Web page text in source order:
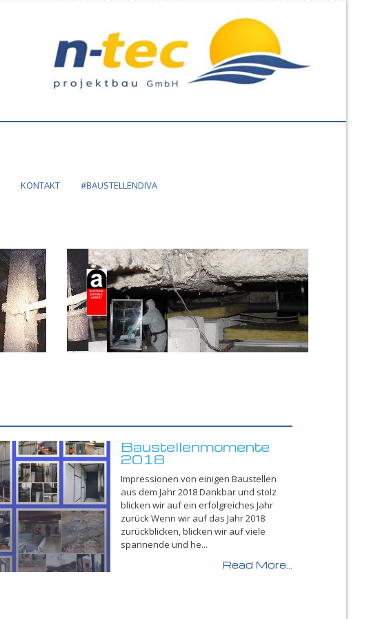
KONTAKT #BAUSTELLENDIVA
Baustellenmomente
2018
Impressionen von einigen Baustellen
aus dem Jahr 2018 Dankbar und stolz
blicken wir auf ein erfolgreiches Jahr
zurück Wenn wir auf das Jahr 2018
zurückblicken, blicken wir auf viele
spannende und he...
Read More...